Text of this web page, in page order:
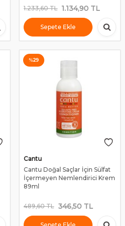
1.233,60TL 1.134,90 TL
Sepete Ekle
%29
Cantu
Cantu Doğal Saçlar İçin Sülfat
İçermeyen Nemlendirici Krem
89ml
489,60TL 346,50 TL